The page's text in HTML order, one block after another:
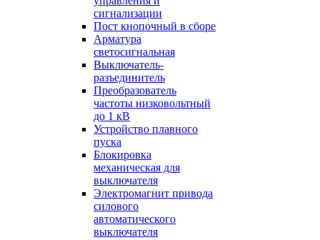
сигнализации
Пост кнопочный в сборе
Арматура
светосигнальная
Выключатель-
разъединитель
Преобразователь
частоты низковольтный
до 1 кВ
Устройство плавного
пуска
Блокировка
механическая для
выключателя
Электромагнит привода
силового
автоматического
выключателя